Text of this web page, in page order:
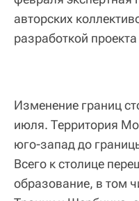
авторских
разработкой
Изменение границ
июля. Территория
юго-запад до
Всего к столице
образование, в том